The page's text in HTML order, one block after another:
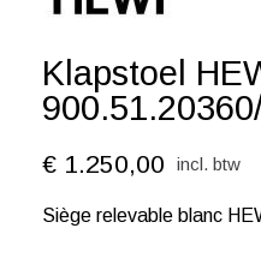
Klapstoel
€ 1.250,00 incl. btw
Siège relevable blanc